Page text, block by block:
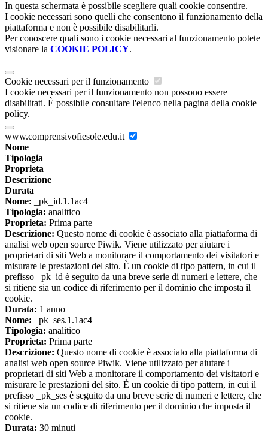
In questa schermata è possibile scegliere quali cookie consentire.
I cookie necessari sono quelli che consentono il funzionamento della
piattaforma e non è possibile disabilitarli.
Per conoscere quali sono i cookie necessari al funzionamento potete
visionare la COOKIE POLICY.
Cookie necessari per il funzionamento
I cookie necessari per il funzionamento non possono essere
disabilitati. È possibile consultare l'elenco nella pagina della cookie
policy.
www.comprensivofiesole.edu.it
Nome
Tipologia
Proprieta
Descrizione
Durata
Nome: _pk_id.1.1ac4
Tipologia: analitico
Proprieta: Prima parte
Descrizione: Questo nome di cookie è associato alla piattaforma di
analisi web open source Piwik. Viene utilizzato per aiutare i
proprietari di siti Web a monitorare il comportamento dei visitatori e
misurare le prestazioni del sito. È un cookie di tipo pattern, in cui il
prefisso _pk_id è seguito da una breve serie di numeri e lettere, che
si ritiene sia un codice di riferimento per il dominio che imposta il
cookie.
Durata: 1 anno
Nome: _pk_ses.1.1ac4
Tipologia: analitico
Proprieta: Prima parte
Descrizione: Questo nome di cookie è associato alla piattaforma di
analisi web open source Piwik. Viene utilizzato per aiutare i
proprietari di siti Web a monitorare il comportamento dei visitatori e
misurare le prestazioni del sito. È un cookie di tipo pattern, in cui il
prefisso _pk_ses è seguito da una breve serie di numeri e lettere, che
si ritiene sia un codice di riferimento per il dominio che imposta il
cookie.
Durata: 30 minuti